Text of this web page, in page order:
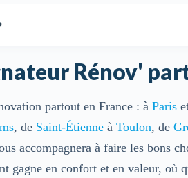
Rénov'
partout en France : àParis
, de Saint-Étienne àToulon, de
accompagnera à faire les bons
gagne en confort et en valeur, où